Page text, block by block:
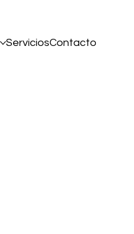
ServiciosContacto